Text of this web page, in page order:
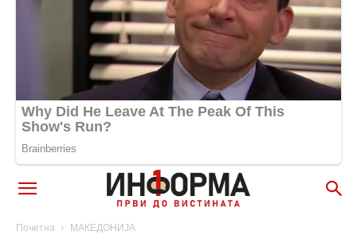
Почетна МАКЕДОНИЈА